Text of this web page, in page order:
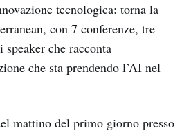
tecnologica: torna la
con 7 conferenze, tre
che racconta
che sta prendendo l’AI nel
mattino del primo giorno presso